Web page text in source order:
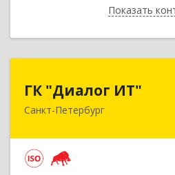
ПоказатьНазад
ГК "Диалог ИТ"
Санкт-Петербург194100, Санкт-